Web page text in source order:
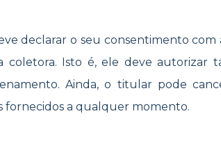
declarar o seu consentimento com
coletora. Isto é, ele deve autorizar
Ainda, o titular pode
fornecidos a qualquer momento.